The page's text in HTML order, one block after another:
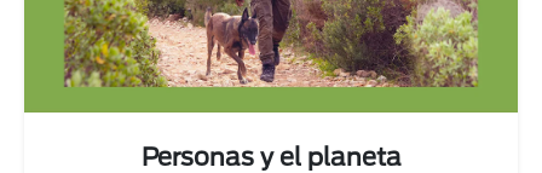
Personas y el planeta